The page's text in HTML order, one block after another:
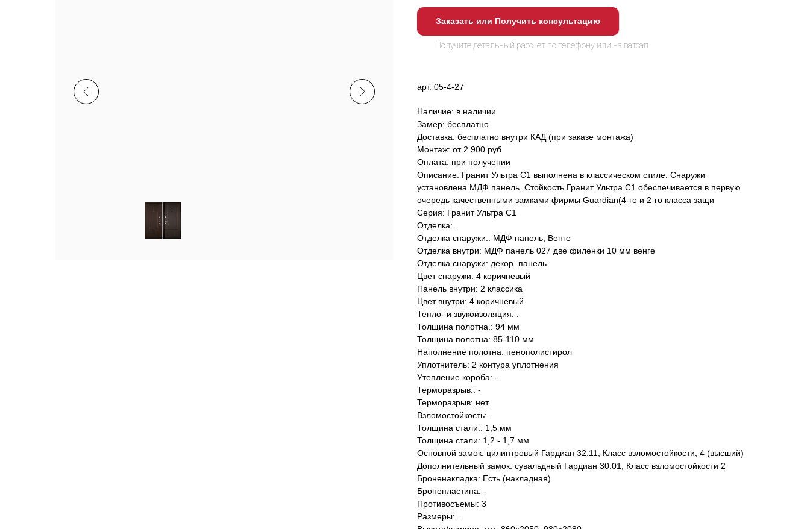
Заказать или Получить консультацию
арт. 05-4-27
Наличие: в наличии
Замер: бесплатно
Доставка: бесплатно внутри КАД (при заказе монтажа)
Монтаж: от 2 900 руб
Оплата: при получении
Описание: Гранит Ультра С1 выполнена в классическом стиле. Снаружи
установлена МДФ панель. Стойкость Гранит Ультра С1 обеспечивается в первую
очередь качественными замками фирмы Guardian(4-го и 2-го класса защи
Серия: Гранит Ультра С1
Отделка: .
Отделка снаружи.: МДФ панель, Венге
Отделка внутри: МДФ панель 027 две филенки 10 мм венге
Отделка снаружи: декор. панель
Цвет снаружи: 4 коричневый
Панель внутри: 2 классика
Цвет внутри: 4 коричневый
Тепло- и звукоизоляция: .
Толщина полотна.: 94 мм
Толщина полотна: 85-110 мм
Наполнение полотна: пенополистирол
Уплотнитель: 2 контура уплотнения
Утепление короба: -
Терморазрыв.: -
Терморазрыв: нет
Взломостойкость: .
Толщина стали.: 1,5 мм
Толщина стали: 1,2 - 1,7 мм
Основной замок: цилинтровый Гардиан 32.11, Класс взломостойкости, 4 (высший)
Дополнительный замок: сувальдный Гардиан 30.01, Класс взломостойкости 2
Броненакладка: Есть (накладная)
Бронепластина: -
Противосъемы: 3
Размеры: .